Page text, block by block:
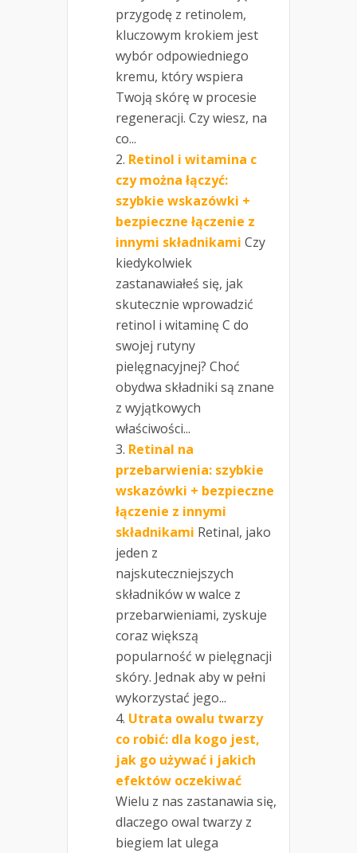
przygodę z retinolem,
kluczowym krokiem jest
wybór odpowiedniego
kremu, który wspiera
Twoją skórę w procesie
regeneracji. Czy wiesz, na
co...
Retinol i witamina c
czy można łączyć:
szybkie wskazówki +
bezpieczne łączenie z
innymi składnikami Czy
kiedykolwiek
zastanawiałeś się, jak
skutecznie wprowadzić
retinol i witaminę C do
swojej rutyny
pielęgnacyjnej? Choć
obydwa składniki są znane
z wyjątkowych
właściwości...
Retinal na
przebarwienia: szybkie
wskazówki + bezpieczne
łączenie z innymi
składnikami Retinal, jako
jeden z
najskuteczniejszych
składników w walce z
przebarwieniami, zyskuje
coraz większą
popularność w pielęgnacji
skóry. Jednak aby w pełni
wykorzystać jego...
Utrata owalu twarzy
co robić: dla kogo jest,
jak go używać i jakich
efektów oczekiwać
Wielu z nas zastanawia się,
dlaczego owal twarzy z
biegiem lat ulega